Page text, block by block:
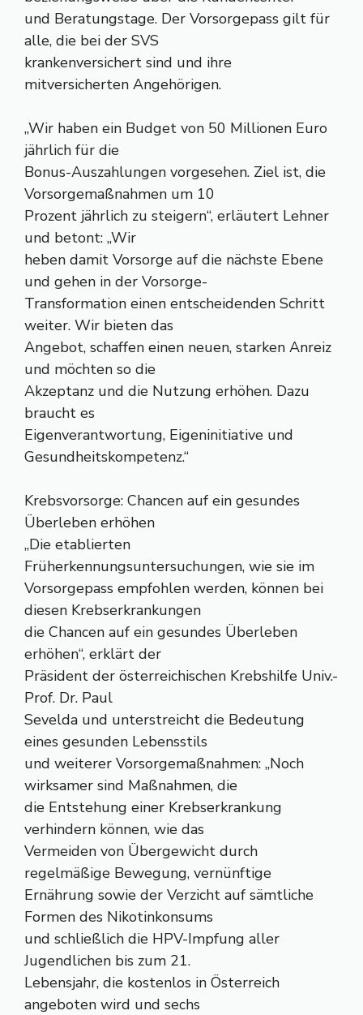
und Beratungstage. Der Vorsorgepass gilt für
alle, die bei der SVS
krankenversichert sind und ihre
mitversicherten Angehörigen.
„Wir haben ein Budget von 50 Millionen Euro
jährlich für die
Bonus-Auszahlungen vorgesehen. Ziel ist, die
Vorsorgemaßnahmen um 10
Prozent jährlich zu steigern“, erläutert Lehner
und betont: „Wir
heben damit Vorsorge auf die nächste Ebene
und gehen in der Vorsorge-
Transformation einen entscheidenden Schritt
weiter. Wir bieten das
Angebot, schaffen einen neuen, starken Anreiz
und möchten so die
Akzeptanz und die Nutzung erhöhen. Dazu
braucht es
Eigenverantwortung, Eigeninitiative und
Gesundheitskompetenz.“
Krebsvorsorge: Chancen auf ein gesundes
Überleben erhöhen
„Die etablierten
Früherkennungsuntersuchungen, wie sie im
Vorsorgepass empfohlen werden, können bei
diesen Krebserkrankungen
die Chancen auf ein gesundes Überleben
erhöhen“, erklärt der
Präsident der österreichischen Krebshilfe Univ.-
Prof. Dr. Paul
Sevelda und unterstreicht die Bedeutung
eines gesunden Lebensstils
und weiterer Vorsorgemaßnahmen: „Noch
wirksamer sind Maßnahmen, die
die Entstehung einer Krebserkrankung
verhindern können, wie das
Vermeiden von Übergewicht durch
regelmäßige Bewegung, vernünftige
Ernährung sowie der Verzicht auf sämtliche
Formen des Nikotinkonsums
und schließlich die HPV-Impfung aller
Jugendlichen bis zum 21.
Lebensjahr, die kostenlos in Österreich
angeboten wird und sechs